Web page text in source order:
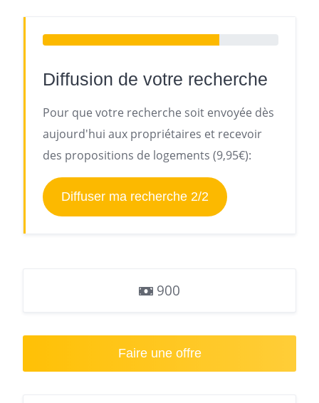
Diffusion de votre recherche
Pour que votre recherche soit envoyée dès
aujourd'hui aux propriétaires et recevoir
des propositions de logements (9,95€):
Diffuser ma recherche 2/2
900
Faire une offre